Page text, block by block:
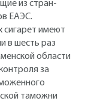
из стран-
ЕАЭС.
сигарет имеют
в шесть раз
области
за
таможни